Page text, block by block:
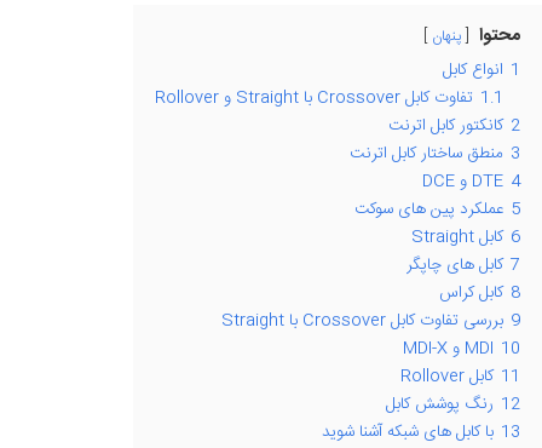
محتوا پنهان
1 انواع کابل
1.1 تفاوت کابل Crossover با Straight و Rollover
2 کانکتور کابل اترنت
3 منطق ساختار کابل اترنت
4 DTE و DCE
5 عملکرد پین های سوکت
6 کابل Straight
7 کابل های چاپگر
8 کابل کراس
9 بررسی تفاوت کابل Crossover با Straight
10 MDI و MDI-X
11 کابل Rollover
12 رنگ پوشش کابل
13 با کابل های شبکه آشنا شوید